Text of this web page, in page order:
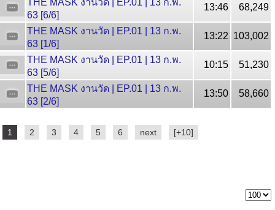
THE MASK งานวัด | EP.01 | 13 ก.พ.
63 [6/6]
13:46 68,249
THE MASK งานวัด | EP.01 | 13 ก.พ.
63 [1/6]
13:22 103,002
THE MASK งานวัด | EP.01 | 13 ก.พ.
63 [5/6]
10:15 51,230
THE MASK งานวัด | EP.01 | 13 ก.พ.
63 [2/6]
13:50 58,660
1 2 3 4 5 6 next [+10]